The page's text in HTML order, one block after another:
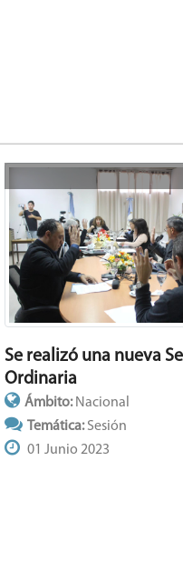
Se realizó una nueva
Ordinaria
Ámbito: Nacional
Temática:Sesión
01 Junio 2023